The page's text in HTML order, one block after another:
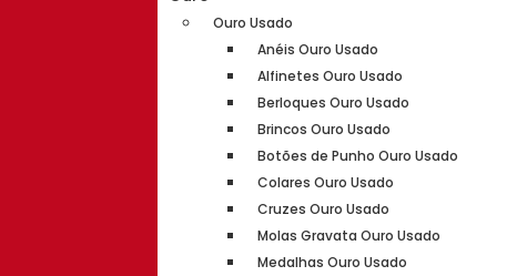
Ouro Usado
Anéis Ouro Usado
Alfinetes Ouro Usado
Berloques Ouro Usado
Brincos Ouro Usado
Botões de Punho Ouro Usado
Colares Ouro Usado
Cruzes Ouro Usado
Molas Gravata Ouro Usado
Medalhas Ouro Usado